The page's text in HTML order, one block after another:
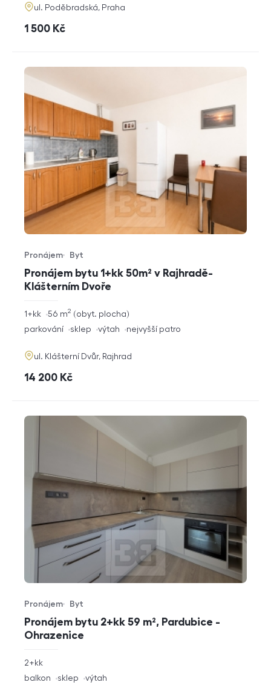
adresa
ul. Poděbradská, Praha
cena
1 500 Kč
Pronájem bytu 1+kk 50m² v Rajhradě-
Klášterním Dvoře
Typ nabídky
Pronájem
Typ nemovitosti
Byt
rozměry
dispozice
1+kk obyt. plocha
56 m2
funkce
parkování sklep výtah nejvyšší patro
adresa
ul. Klášterní Dvůr, Rajhrad
cena
14 200 Kč
Pronájem bytu 2+kk 59 m², Pardubice -
Ohrazenice
Typ nabídky
Pronájem
Typ nemovitosti
Byt
rozměry
dispozice
2+kk
funkce
balkon sklep výtah